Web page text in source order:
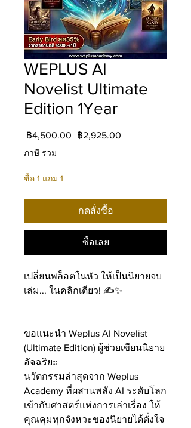
WEPLUS AI
Novelist Ultimate
Edition 1Year
฿4,500.00 ราคา
฿2,925.00
ภาษี รวม
ซื้อ 1 แถม 1
กดสั่งซื้อ
ซื้อเลย
เปลี่ยนพล็อตในหัว ให้เป็นนิยายจบ
เล่ม... ในคลิกเดียว! ✍️✨
ขอแนะนำ Weplus AI Novelist
(Ultimate Edition) ผู้ช่วยเขียนนิยาย
อัจฉริยะ
นวัตกรรมล่าสุดจาก Weplus
Academy ที่ผสานพลัง AI ระดับโลก
เข้ากับศาสตร์แห่งการเล่าเรื่อง ให้
คุณคุมทุกจังหวะของนิยายได้ดั่งใจ